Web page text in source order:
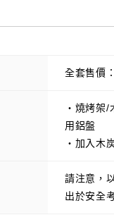
全套售價
・燒烤架
用鋁盤
・加入木
請注意，
出於安全